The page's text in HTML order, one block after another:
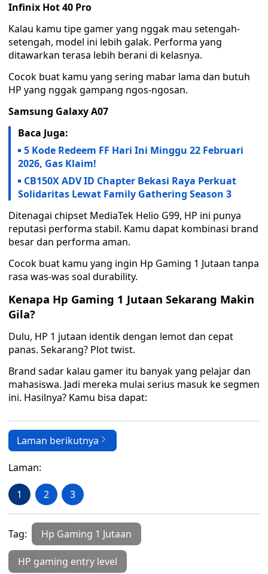
Infinix Hot 40 Pro
Kalau kamu tipe gamer yang nggak mau setengah-
setengah, model ini lebih galak. Performa yang
ditawarkan terasa lebih berani di kelasnya.
Cocok buat kamu yang sering mabar lama dan butuh
HP yang nggak gampang ngos-ngosan.
Samsung Galaxy A07
Baca Juga:
5 Kode Redeem FF Hari Ini Minggu 22 Februari
2026, Gas Klaim!
CB150X ADV ID Chapter Bekasi Raya Perkuat
Solidaritas Lewat Family Gathering Season 3
Ditenagai chipset MediaTek Helio G99, HP ini punya
reputasi performa stabil. Kamu dapat kombinasi brand
besar dan performa aman.
Cocok buat kamu yang ingin Hp Gaming 1 Jutaan tanpa
rasa was-was soal durability.
Kenapa Hp Gaming 1 Jutaan Sekarang Makin
Gila?
Dulu, HP 1 jutaan identik dengan lemot dan cepat
panas. Sekarang? Plot twist.
Brand sadar kalau gamer itu banyak yang pelajar dan
mahasiswa. Jadi mereka mulai serius masuk ke segmen
ini. Hasilnya? Kamu bisa dapat:
Laman berikutnya
Laman:
1 2 3
Tag: Hp Gaming 1 Jutaan
HP gaming entry level